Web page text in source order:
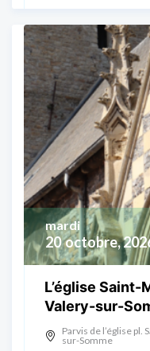
20 octobre,
mardi
L’église
Valery-sur-
Parvis de l’église pl.
sur-Somme